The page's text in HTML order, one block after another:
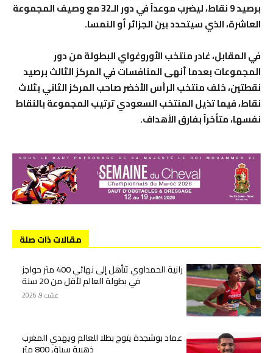
برصيد 9 نقاط، ليضرب موعداً في دور الـ32 مع وصيف المجموعة
العاشرة، الذي سيتحدد بين الجزائر أو النمسا.
في المقابل، غادر منتخب الأوروغواي البطولة من دور
المجموعات بعدما أنهى المنافسات في المركز الثالث برصيد
نقطتين، خلف منتخب الرأس الأخضر صاحب المركز الثاني بثلاث
نقاط، فيما تذيل المنتخب السعودي ترتيب المجموعة بالنقاط
نفسها، متأخراً بفارق الأهداف.
مقالات ذات صلة
رانية الحمداوي تتأهل إلى نهائي 400 متر حواجز
في بطولة العالم لأقل من 20 سنة
غشت 9, 2026
عماد بوشجدة يتوج بطلا للعالم ويهدي المغرب
ذهبية سباق 800 متر